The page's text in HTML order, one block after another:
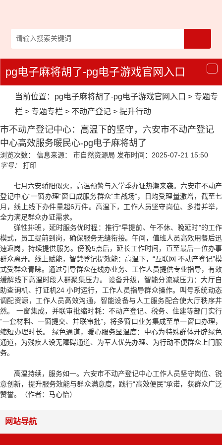
导
航
pg电子麻将胡了-pg电子游戏官网入口
当前位置： pg电子麻将胡了-pg电子游戏官网入口 > 专题专
栏 > 专题专栏 > 不动产登记 > 提升行动
市不动产登记中心：高温下的坚守，六安市不动产登记
中心高效服务暖民心-pg电子麻将胡了
浏览次数： 信息来源： 市自然资源局 发布时间：2025-07-21 15:50
字号：
打印
七月六安骄阳似火，高温预警与入学季办证热潮来袭。六安市不动产
登记中心“一窗办理”窗口成服务群众“主战场”，日均受理量激增，截至七
月，线上线下办件量超6万件。高温下，工作人员坚守岗位、多措并举，
全力满足群众办证需求。
弹性排班，延时服务优时程：推行“早提前、午不休、晚延时”的工作
模式，员工提前到岗，确保服务无缝衔接。午间，值班人员高效用餐后迅
速返岗，持续提供服务。傍晚5点后，延长工作时间，直至最后一位办事
群众离开。线上赋能，智慧登记提效能：高温下，“互联网 不动产登记”模
式受群众青睐。通过引导群众在线办业务、工作人员提供专业指导，有效
缓解线下高温时段人群聚集压力。 设备升级，智能分流减压力：大厅自
助查询机、打证机24 小时运行，工作人员指导群众操作。叫号系统动态
调配资源，工作人员高效沟通，智能设备与人工服务配合使大厅秩序井
然。 一窗集成，并联审批缩时耗：不动产登记、税务、住建等部门实行
“一套材料、一窗提交、并联审批”，将多窗口业务集成至单一窗口办理，
缩短办理时长。 绿色通道，暖心服务显温度：中心为特殊群体开辟绿色
通道，为残疾人设无障碍通道、为军人优先办理、为行动不便群众上门服
务。
高温持续，服务如一。六安市不动产登记中心工作人员坚守岗位、锐
意创新，提升服务效能与群众满意度，践行“高效便民”承诺，获群众广泛
赞誉。（作者：马心怡）
网站导航